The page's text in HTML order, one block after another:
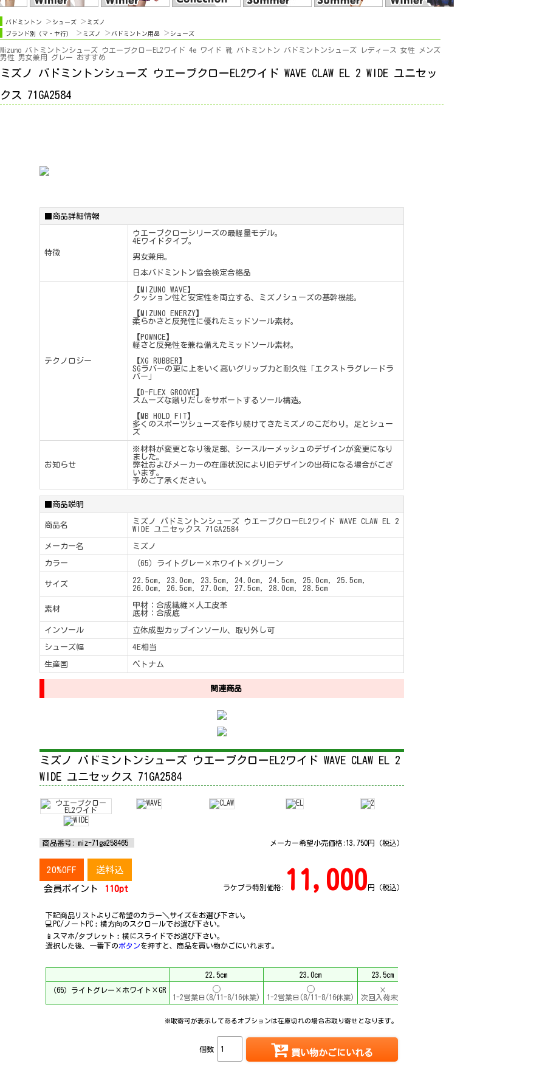
バドミントン シューズ ミズノ
ブランド別（マ・ヤ行） ミズノ バドミントン用品 シューズ
Mizuno バトミントンシューズ ウエーブクローEL2ワイド 4e ワイド 靴 バトミントン バドミントンシューズ レディース 女性 メンズ
男性 男女兼用 グレー おすすめ
ミズノ バドミントンシューズ ウエーブクローEL2ワイド WAVE CLAW EL 2 WIDE ユニセッ
クス 71GA2584
■商品詳細情報
特徴
ウエーブクローシリーズの最軽量モデル。
4Eワイドタイプ。
男女兼用。
日本バドミントン協会検定合格品
テクノロジー
【MIZUNO WAVE】
クッション性と安定性を両立する、ミズノシューズの基幹機能。
【MIZUNO ENERZY】
柔らかさと反発性に優れたミッドソール素材。
【POWNCE】
軽さと反発性を兼ね備えたミッドソール素材。
【XG RUBBER】
SGラバーの更に上をいく高いグリップ力と耐久性「エクストラグレードラ
バー」
【D-FLEX GROOVE】
スムーズな蹴りだしをサポートするソール構造。
【MB HOLD FIT】
多くのスポーツシューズを作り続けてきたミズノのこだわり。足とシュー
ズ
お知らせ
※材料が変更となり後足部、シースルーメッシュのデザインが変更になり
ました。
弊社およびメーカーの在庫状況により旧デザインの出荷になる場合がござ
います。
予めご了承ください。
■商品説明
商品名
ミズノ バドミントンシューズ ウエーブクローEL2ワイド WAVE CLAW EL 2
WIDE ユニセックス 71GA2584
メーカー名 ミズノ
カラー （65）ライトグレー×ホワイト×グリーン
サイズ
22.5cm, 23.0cm, 23.5cm, 24.0cm, 24.5cm, 25.0cm, 25.5cm,
26.0cm, 26.5cm, 27.0cm, 27.5cm, 28.0cm, 28.5cm
素材
甲材：合成繊維×人工皮革
底材：合成底
インソール 立体成型カップインソール、取り外し可
シューズ幅 4E相当
生産国 ベトナム
関連商品
ミズノ バドミントンシューズ ウエーブクローEL2ワイド WAVE CLAW EL 2
WIDE ユニセックス 71GA2584
商品番号: miz-71ga258465 メーカー希望小売価格: 13,750円（税込）
20%OFF 送料込
会員ポイント 110pt ラケプラ特別価格: 11,000円（税込）
下記商品リストよりご希望のカラー＼サイズをお選び下さい。
💻PC/ノートPC︰横方向のスクロールでお選び下さい。
📱スマホ/タブレット︰横にスライドでお選び下さい。
選択した後、一番下のボタンを押すと、商品を買い物かごにいれます。
22.5cm 23.0cm 23.5cm
（65）ライトグレー×ホワイト×GR
1-2営業日(8/11-8/16休業)
1-2営業日(8/11-8/16休業)
×
次回入荷未定
※取寄可が表示してあるオプションは在庫切れの場合お取り寄せとなります。
個数 買い物かごにいれる